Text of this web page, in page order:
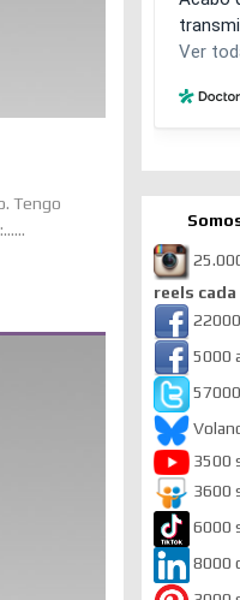
Tengo
reels cada
5000
3500
3600
6000
8000